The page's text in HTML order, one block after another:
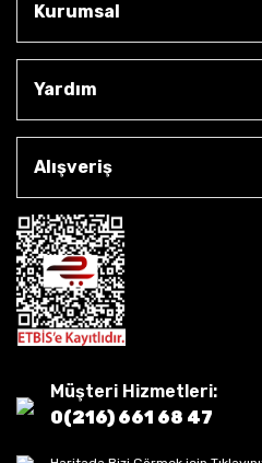
Kurumsal
Yardım
Alışveriş
Müşteri Hizmetleri:
0(216) 661 68 47